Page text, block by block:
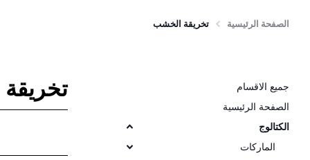
الصفحة الرئيسية تخريقة الخشب
جميع الاقسام
الصفحة الرئيسية
الكتالوج
الماركات